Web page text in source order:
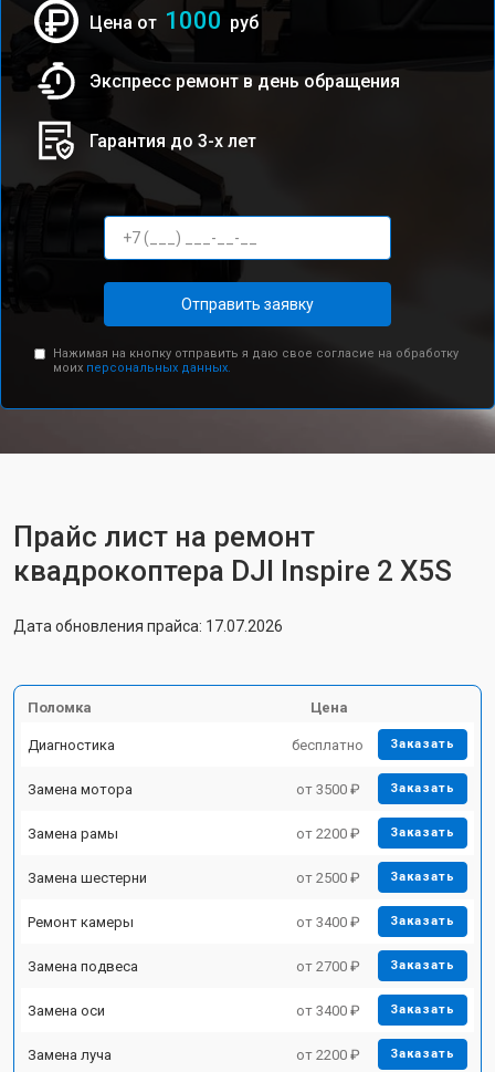
Цена от 1000 руб
Экспресс ремонт в день обращения
Гарантия до 3-х лет
Отправить заявку
Нажимая на кнопку отправить я даю свое согласие на обработку
моих персональных данных.
Прайс лист на ремонт
квадрокоптера DJI Inspire 2 X5S
Дата обновления прайса: 17.07.2026
Поломка Цена
Диагностика бесплатно Заказать
Замена мотора от 3500 ₽ Заказать
Замена рамы от 2200 ₽ Заказать
Замена шестерни от 2500 ₽ Заказать
Ремонт камеры от 3400 ₽ Заказать
Замена подвеса от 2700 ₽ Заказать
Замена оси от 3400 ₽ Заказать
Замена луча от 2200 ₽ Заказать